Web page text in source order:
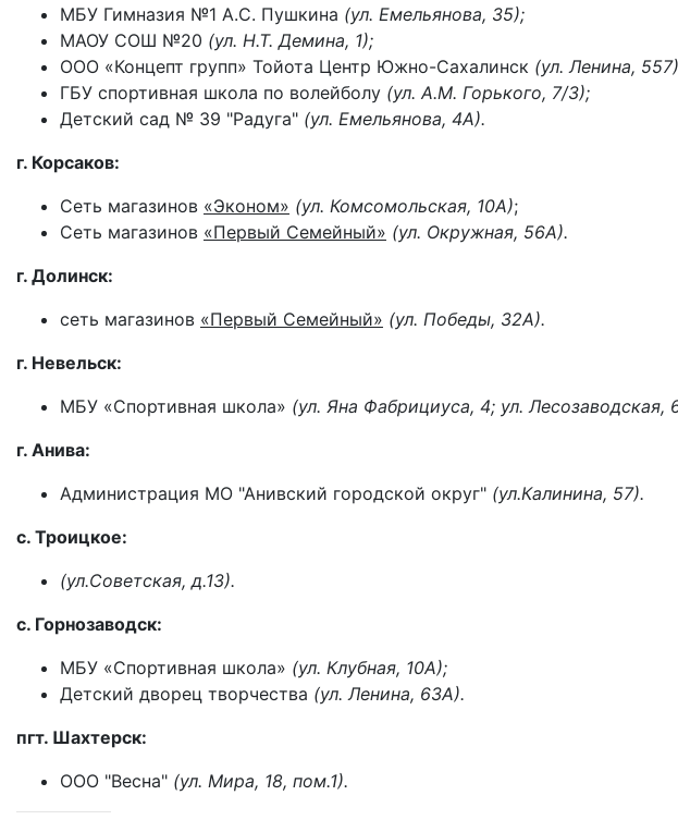
МБУ Гимназия №1 А.С. Пушкина (ул. Емельянова, 35);
МАОУ СОШ №20 (ул. Н.Т. Демина, 1);
ООО «Концепт групп» Тойота Центр Южно-Сахалинск (ул. Ленина,
ГБУ спортивная школа по волейболу (ул. А.М. Горького, 7/3);
Детский сад № 39 "Радуга" (ул. Емельянова, 4А).
г. Корсаков:
Сеть магазинов «Эконом» (ул. Комсомольская, 10А);
Сеть магазинов «Первый Семейный» (ул. Окружная, 56А).
г. Долинск:
сеть магазинов «Первый Семейный» (ул. Победы, 32А).
г. Невельск:
МБУ «Спортивная школа» (ул. Яна Фабрициуса, 4; ул. Лесозаводская,
г. Анива:
Администрация МО "Анивский городской округ" (ул.Калинина, 57).
с. Троицкое:
(ул.Советская, д.13).
с. Горнозаводск:
МБУ «Спортивная школа» (ул. Клубная, 10А);
Детский дворец творчества (ул. Ленина, 63А).
пгт. Шахтерск:
ООО "Весна" (ул. Мира, 18, пом.1).